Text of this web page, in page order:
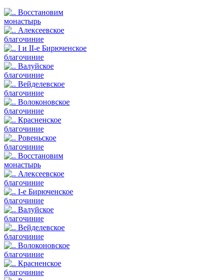
Восстановим
монастырь
Алексеевское
благочиние
I и II-е Бирюченское
благочиние
Валуйское
благочиние
Вейделевское
благочиние
Волоконовское
благочиние
Красненское
благочиние
Ровеньское
благочиние
Восстановим
монастырь
Алексеевское
благочиние
I-е Бирюченское
благочиние
Валуйское
благочиние
Вейделевское
благочиние
Волоконовское
благочиние
Красненское
благочиние